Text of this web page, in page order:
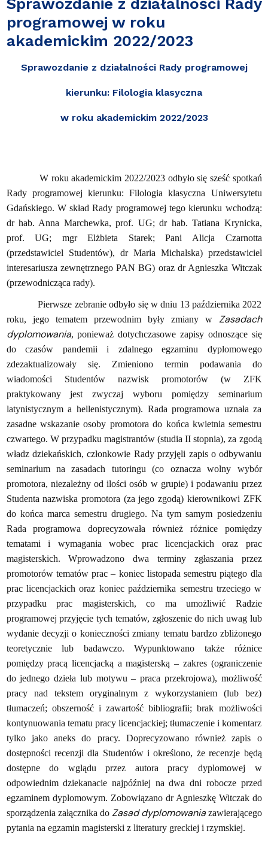
programowej w roku
akademickim 2022/2023
Sprawozdanie z działalności Rady programowej
kierunku: Filologia klasyczna
w roku akademickim 2022/2023
W roku akademickim 2022/2023 odbyło się sześć spotkań
Rady programowej kierunku: Filologia klasyczna Uniwersytetu
Gdańskiego. W skład Rady programowej tego kierunku wchodzą:
dr hab. Anna Marchewka, prof. UG; dr hab. Tatiana Krynicka,
prof. UG; mgr Elżbieta Starek; Pani Alicja Czarnotta
(przedstawiciel Studentów), dr Maria Michalska) przedstawiciel
interesariusza zewnętrznego PAN BG) oraz dr Agnieszka Witczak
(przewodnicząca rady).
Pierwsze zebranie odbyło się w dniu 13 października 2022
roku, jego tematem przewodnim były zmiany w Zasadach
dyplomowania, ponieważ dotychczasowe zapisy odnoszące się
do czasów pandemii i zdalnego egzaminu dyplomowego
zdezaktualizowały się. Zmieniono termin podawania do
wiadomości Studentów nazwisk promotorów (w ZFK
praktykowany jest zwyczaj wyboru pomiędzy seminarium
latynistycznym a hellenistycznym). Rada programowa uznała za
zasadne wskazanie osoby promotora do końca kwietnia semestru
czwartego. W przypadku magistrantów (studia II stopnia), za zgodą
władz dziekańskich, członkowie Rady przyjęli zapis o odbywaniu
seminarium na zasadach tutoringu (co oznacza wolny wybór
promotora, niezależny od ilości osób w grupie) i podawaniu przez
Studenta nazwiska promotora (za jego zgodą) kierownikowi ZFK
do końca marca semestru drugiego. Na tym samym posiedzeniu
Rada programowa doprecyzowała również różnice pomiędzy
tematami i wymagania wobec prac licencjackich oraz prac
magisterskich. Wprowadzono dwa terminy zgłaszania przez
promotorów tematów prac – koniec listopada semestru piątego dla
prac licencjackich oraz koniec października semestru trzeciego w
przypadku prac magisterskich, co ma umożliwić Radzie
programowej przyjęcie tych tematów, zgłoszenie do nich uwag lub
wydanie decyzji o konieczności zmiany tematu bardzo zbliżonego
teoretycznie lub badawczo. Wypunktowano także różnice
pomiędzy pracą licencjacką a magisterską – zakres (ograniczenie
do jednego dzieła lub motywu – praca przekrojowa), możliwość
pracy nad tekstem oryginalnym z wykorzystaniem (lub bez)
tłumaczeń; obszerność i zawartość bibliografii; brak możliwości
kontynuowania tematu pracy licencjackiej; tłumaczenie i komentarz
tylko jako aneks do pracy. Doprecyzowano również zapis o
dostępności recenzji dla Studentów i określono, że recenzje będą
dostępne do wglądu przez autora pracy dyplomowej w
odpowiednim dziekanacie najpóźniej na dwa dni robocze przed
egzaminem dyplomowym. Zobowiązano dr Agnieszkę Witczak do
sporządzenia załącznika do Zasad dyplomowaniazawierającego
pytania na egzamin magisterski z literatury greckiej i rzymskiej.